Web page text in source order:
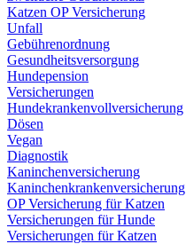
Katzen OP Versicherung
Unfall
Gebührenordnung
Gesundheitsversorgung
Hundepension
Versicherungen
Hundekrankenvollversicherung
Dösen
Vegan
Diagnostik
Kaninchenversicherung
Kaninchenkrankenversicherung
OP Versicherung für Katzen
Versicherungen für Hunde
Versicherungen für Katzen